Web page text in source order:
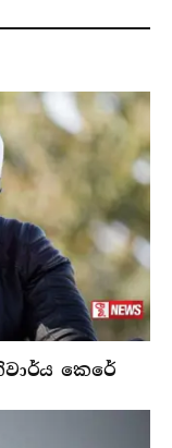
කෙරේ